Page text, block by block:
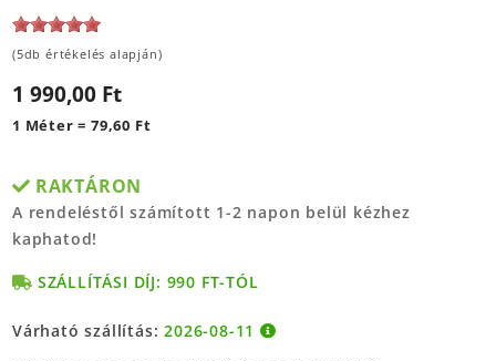
(5db értékelés alapján)
1 990,00 Ft
1 Méter = 79,60 Ft
RAKTÁRON
A rendeléstől számított 1-2 napon belül kézhez
kaphatod!
SZÁLLÍTÁSI DÍJ: 990 FT-TÓL
Várható szállítás:2026-08-11